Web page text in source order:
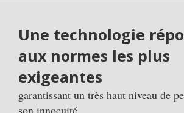
Une technologie
aux normes les plus
exigeantes
garantissant un très haut niveau de